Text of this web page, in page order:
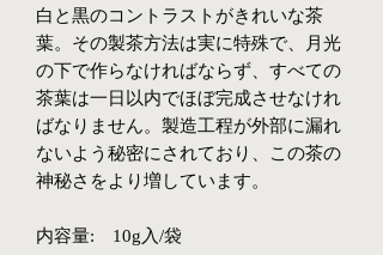
白と黒のコントラストがきれいな茶
葉。その製茶方法は実に特殊で、月光
の下で作らなければならず、すべての
茶葉は一日以内でほぼ完成させなけれ
ばなりません。製造工程が外部に漏れ
ないよう秘密にされており、この茶の
神秘さをより増しています。
内容量: 10g入/袋